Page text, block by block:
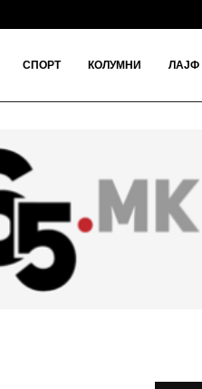
СПОРТ КОЛУМНИ ЛАЈФ